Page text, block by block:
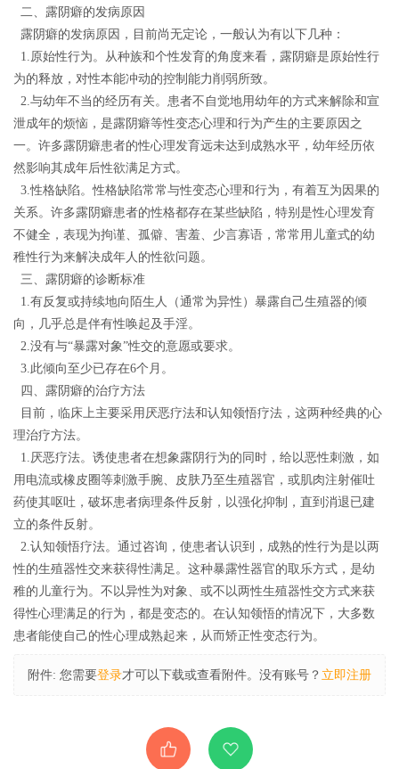
二、 露阴癖的发病原因
露阴癖的发病原因，目前尚无定论 ， 一般认为有以下几种：
1.原始性行为。从种族和个性发育的角度来看，露阴癖是原始性行
为的释放， 对性本能冲动的控制能力削弱所致。
2.与幼年不当的经历有关。 患者不自觉地用幼年的方式来解除和宣
泄成年的烦恼，是露阴癖等性变态心理和行为产生的主要原因之
一。许多露阴癖患者的性心理发育远未达到成熟水平，幼年经历依
然影响其成年后性欲满足方式。
3.性格缺陷。性格缺陷常常与性变态心理和行为，有着互为因果的
关系。许多露阴癖患者的性格都存在某些缺陷，特别是性心理发育
不健全，表现为拘谨、 孤僻、 害羞、 少言寡语，常常用儿童式的幼
稚性行为来解决成年人的性欲问题。
三、露阴癖的诊断标准
1.有反复或持续地向陌生人（通常为异性）暴露自己生殖器的倾
向，几乎总是伴有性唤起及手淫。
2.没有与“暴露对象”性交的意愿或要求。
3.此倾向至少已存在6个月。
四、露阴癖的治疗方法
目前，临床上主要采用厌恶疗法和认知领悟疗法，这两种经典的心
理治疗方法。
1.厌恶疗法。诱使患者在想象露阴行为的同时，给以恶性刺激，如
用电流或橡皮圈等刺激手腕、皮肤乃至生殖器官，或肌肉注射催吐
药使其呕吐，破坏患者病理条件反射，以强化抑制，直到消退已建
立的条件反射。
2.认知领悟疗法。通过咨询，使患者认识到，成熟的性行为是以两
性的生殖器性交来获得性满足。这种暴露性器官的取乐方式，是幼
稚的儿童行为。不以异性为对象、或不以两性生殖器性交方式来获
得性心理满足的行为，都是变态的。在认知领悟的情况下，大多数
患者能使自己的性心理成熟起来，从而矫正性变态行为。
附件: 您需要登录才可以下载或查看附件。没有账号？ 立即注册